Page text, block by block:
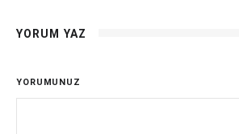
YORUM YAZ
YORUMUNUZ